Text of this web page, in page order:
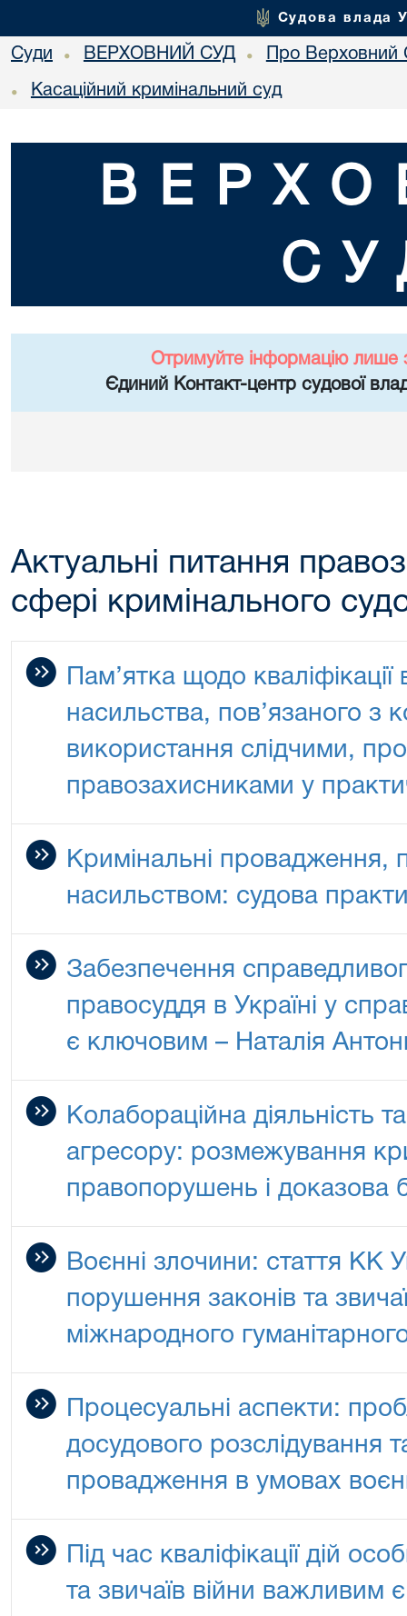
Судова влада
Суди • ВЕРХОВНИЙ СУД • Про Верховний
• Касаційний кримінальний суд
Отримуйте інформацію лише
Єдиний Контакт-центр судової
Актуальні питання
сфері кримінального
Пам’ятка щодо
насильства, пов’язаного з
використання слідчими,
правозахисниками у
Кримінальні провадження,
насильством: судова
Забезпечення
правосуддя в Україні у
є ключовим – Наталія
Колабораційна діяльність
агресору: розмежування
правопорушень і доказова
Воєнні злочини: стаття КК
порушення законів та
міжнародного
Процесуальні аспекти:
досудового розслідування
провадження в умовах
Під час кваліфікації дій
та звичаїв війни важливим